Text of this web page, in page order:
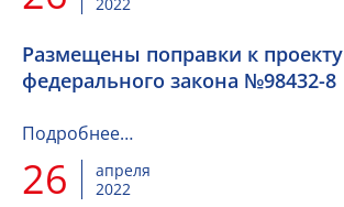
Размещены поправки к проекту
федерального закона №98432-8
Подробнее…
26
апреля
2022